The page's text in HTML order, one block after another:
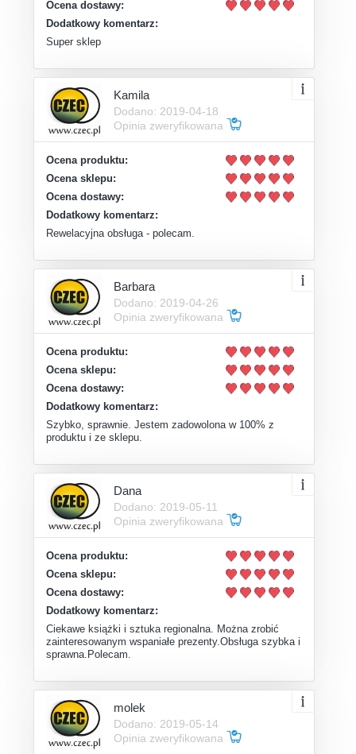
Ocena dostawy:
Dodatkowy komentarz:
Super sklep
Kamila
Dodano: 2019-04-18
Opinia zweryfikowana
Ocena produktu:
Ocena sklepu:
Ocena dostawy:
Dodatkowy komentarz:
Rewelacyjna obsługa - polecam.
Barbara
Dodano: 2019-04-26
Opinia zweryfikowana
Ocena produktu:
Ocena sklepu:
Ocena dostawy:
Dodatkowy komentarz:
Szybko, sprawnie. Jestem zadowolona w 100% z
produktu i ze sklepu.
Dana
Dodano: 2019-05-11
Opinia zweryfikowana
Ocena produktu:
Ocena sklepu:
Ocena dostawy:
Dodatkowy komentarz:
Ciekawe książki i sztuka regionalna. Można zrobić
zainteresowanym wspaniałe prezenty.Obsługa szybka i
sprawna.Polecam.
molek
Dodano: 2019-05-14
Opinia zweryfikowana